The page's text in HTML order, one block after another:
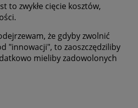
to zwykłe cięcie kosztów,
że gdyby zwolnić
"innowacji", to zaoszczędziliby
mieliby zadowolonych